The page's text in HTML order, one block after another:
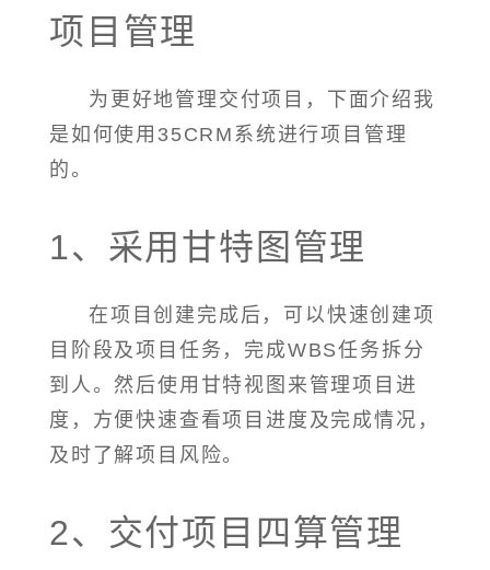
项目管理
为更好地管理交付项目，下面介绍我
是如何使用35CRM系统进行项目管理
的。
1、采用甘特图管理
在项目创建完成后，可以快速创建项
目阶段及项目任务，完成WBS任务拆分
到人。然后使用甘特视图来管理项目进
度，方便快速查看项目进度及完成情况，
及时了解项目风险。
2、交付项目四算管理